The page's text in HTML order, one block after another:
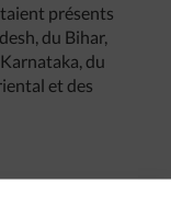
présents
du Bihar,
du
et des